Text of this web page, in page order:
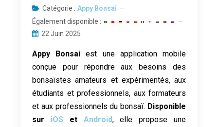
Catégorie : Appy Bonsai
Également disponible :
22 Juin 2025
Appy Bonsai est une application mobile
conçue pour répondre aux besoins des
bonsaïstes amateurs et expérimentés, aux
étudiants et professionnels, aux formateurs
et aux professionnels du bonsaï. Disponible
sur iOS et Android, elle propose une